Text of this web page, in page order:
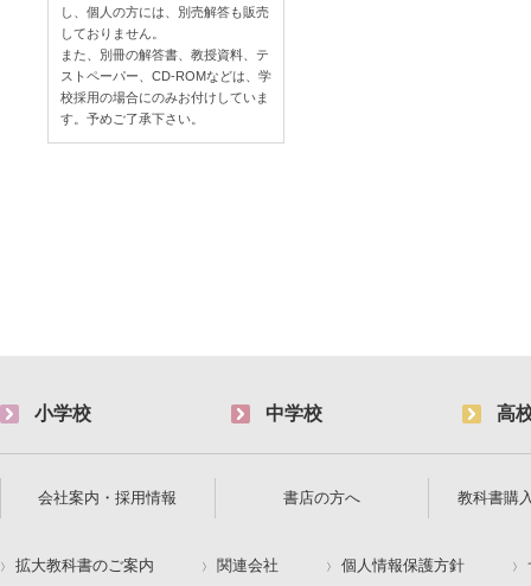
し、個人の方には、別売解答も販売
しておりません。
また、別冊の解答書、教授資料、テ
ストペーパー、CD-ROMなどは、学
校採用の場合にのみお付けしていま
す。予めご了承下さい。
小学校 中学校 高
会社案内・採用情報 書店の方へ 教科書購
拡大教科書のご案内 関連会社 個人情報保護方針